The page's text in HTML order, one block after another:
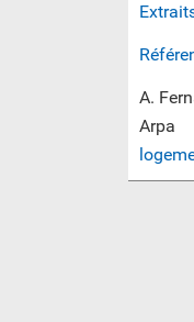
A.
Arpa